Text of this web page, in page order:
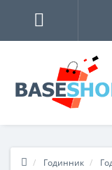
Годинник